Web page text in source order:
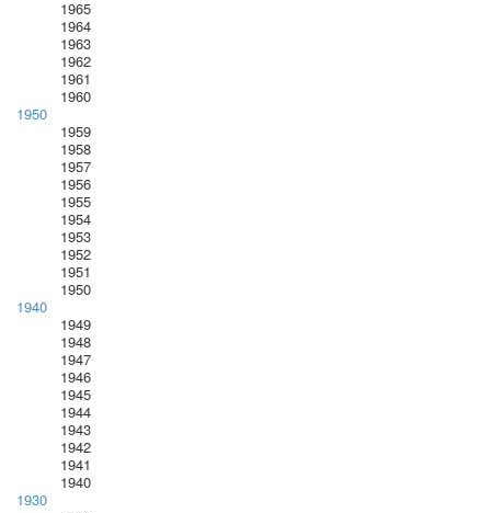
1965
1964
1963
1962
1961
1960
1950
1959
1958
1957
1956
1955
1954
1953
1952
1951
1950
1940
1949
1948
1947
1946
1945
1944
1943
1942
1941
1940
1930